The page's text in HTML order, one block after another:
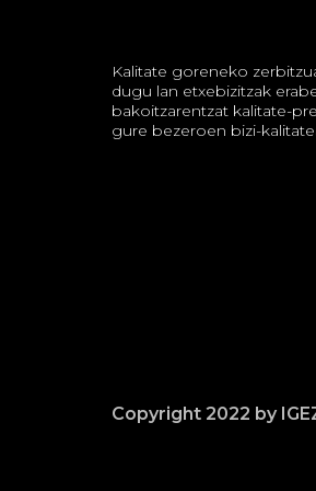
Kalitate goreneko
dugu lan etxebizitzak
bakoitzarentzat kalitate-
gure bezeroen bizi-
Copyright 2022 by